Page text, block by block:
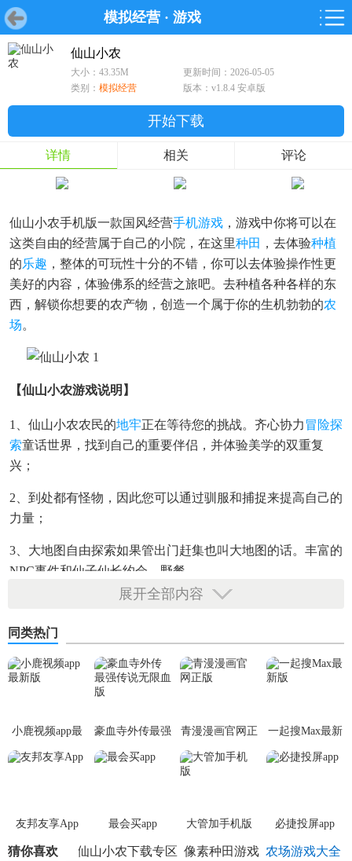
模拟经营 · 游戏
首页 游戏
首页 游戏 软件 鸿蒙
游戏 软件
仙山小农
大小：43.35M
更新时间：2026-05-05
类别： 模拟经营 版本：v1.8.4 安卓版
开始下载
详情 相关 评论
仙山小农手机版一款国风经营手机游戏 ，游戏中你将可以在
这类自由的经营属于自己的小院，在这里种田 ，去体验种植
的乐趣 ，整体的可玩性十分的不错，你可以去体验操作性更
美好的内容，体验佛系的经营之旅吧。去种植各种各样的东
西，解锁你想要的农产物，创造一个属于你的生机勃勃的农
场。
【仙山小农游戏说明】
1、仙山小农农民的地牢正在等待您的挑战。齐心协力 冒险探
索童话世界，找到自己的重要伴侣，并体验美学的双重复
兴；
2、到处都有怪物，因此您可以通过驯服和捕捉来提高自己的
力量；
3、大地图自由探索如果管出门赶集也叫大地图的话。丰富的
NPC事件和仙子仙长约会，野餐。
4、超酷的机翼时尚系统，神奇的机翼流光特殊效果2265和千
变万化的造型，古色古香的时尚可以随心所欲地与个性相
配；
5、精美细腻的绘画风格，沉浸其中，每天安排不同的任务以
赚取大量收入。
6、仙山小农的农民还将拥有一个名为Rich的NPC。已有1202
年的历史。我会成为你的鸽子吗；
1.在游戏场景中，你可以自由探索，感受快乐的过程，体验农
展开全部内容
同类热门
小鹿视频app最
新版
豪血寺外传最强
传说无限血版
青漫漫画官网正
版
一起搜Max最新
版
友邦友享App 最会买app 大管加手机版 必捷投屏app
猜你喜欢 农场游戏大全
像素种田游戏
仙山小农下载专区